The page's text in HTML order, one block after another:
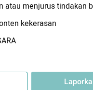
atau menjurus tindakan
kekerasan